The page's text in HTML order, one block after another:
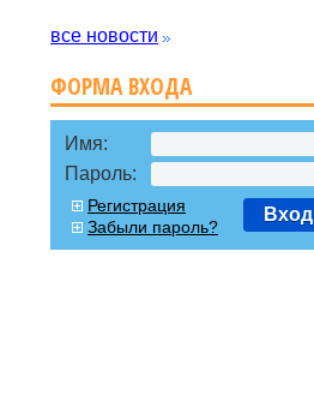
все новости
ФОРМА ВХОДА
Имя:
Пароль:
Регистрация
Забыли пароль?
Вход